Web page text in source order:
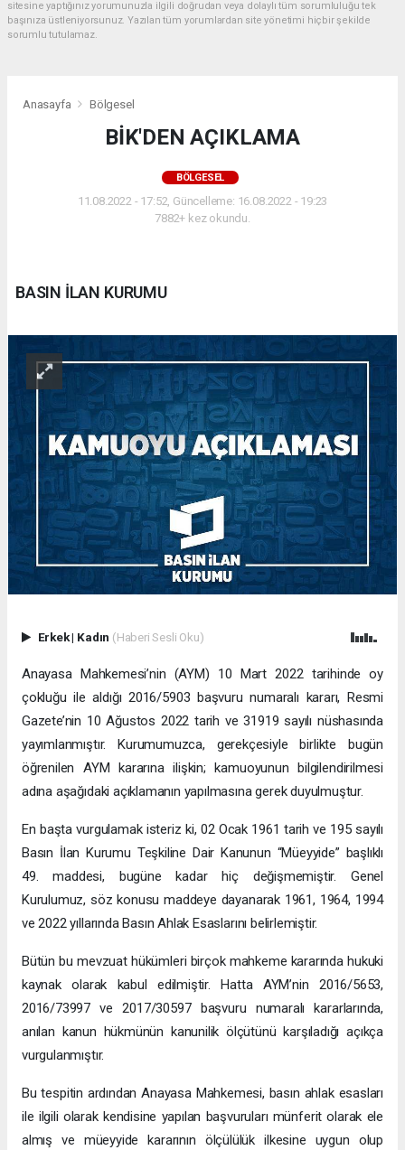
sitesine yaptığınız yorumunuzla ilgili doğrudan veya dolaylı tüm sorumluluğu tek
başınıza üstleniyorsunuz. Yazılan tüm yorumlardan site yönetimi hiçbir şekilde
sorumlu tutulamaz.
Anasayfa Bölgesel
BİK'DEN AÇIKLAMA
BÖLGESEL
11.08.2022 - 17:52, Güncelleme: 16.08.2022 - 19:23
7882+ kez okundu.
BASIN İLAN KURUMU
Erkek| Kadın (Haberi Sesli Oku)
Anayasa Mahkemesi’nin (AYM) 10 Mart 2022 tarihinde oy
çokluğu ile aldığı 2016/5903 başvuru numaralı kararı, Resmi
Gazete’nin 10 Ağustos 2022 tarih ve 31919 sayılı nüshasında
yayımlanmıştır. Kurumumuzca, gerekçesiyle birlikte bugün
öğrenilen AYM kararına ilişkin; kamuoyunun bilgilendirilmesi
adına aşağıdaki açıklamanın yapılmasına gerek duyulmuştur.
En başta vurgulamak isteriz ki, 02 Ocak 1961 tarih ve 195 sayılı
Basın İlan Kurumu Teşkiline Dair Kanunun “Müeyyide” başlıklı
49. maddesi, bugüne kadar hiç değişmemiştir. Genel
Kurulumuz, söz konusu maddeye dayanarak 1961, 1964, 1994
ve 2022 yıllarında Basın Ahlak Esaslarını belirlemiştir.
Bütün bu mevzuat hükümleri birçok mahkeme kararında hukuki
kaynak olarak kabul edilmiştir. Hatta AYM’nin 2016/5653,
2016/73997 ve 2017/30597 başvuru numaralı kararlarında,
anılan kanun hükmünün kanunilik ölçütünü karşıladığı açıkça
vurgulanmıştır.
Bu tespitin ardından Anayasa Mahkemesi, basın ahlak esasları
ile ilgili olarak kendisine yapılan başvuruları münferit olarak ele
almış ve müeyyide kararının ölçülülük ilkesine uygun olup